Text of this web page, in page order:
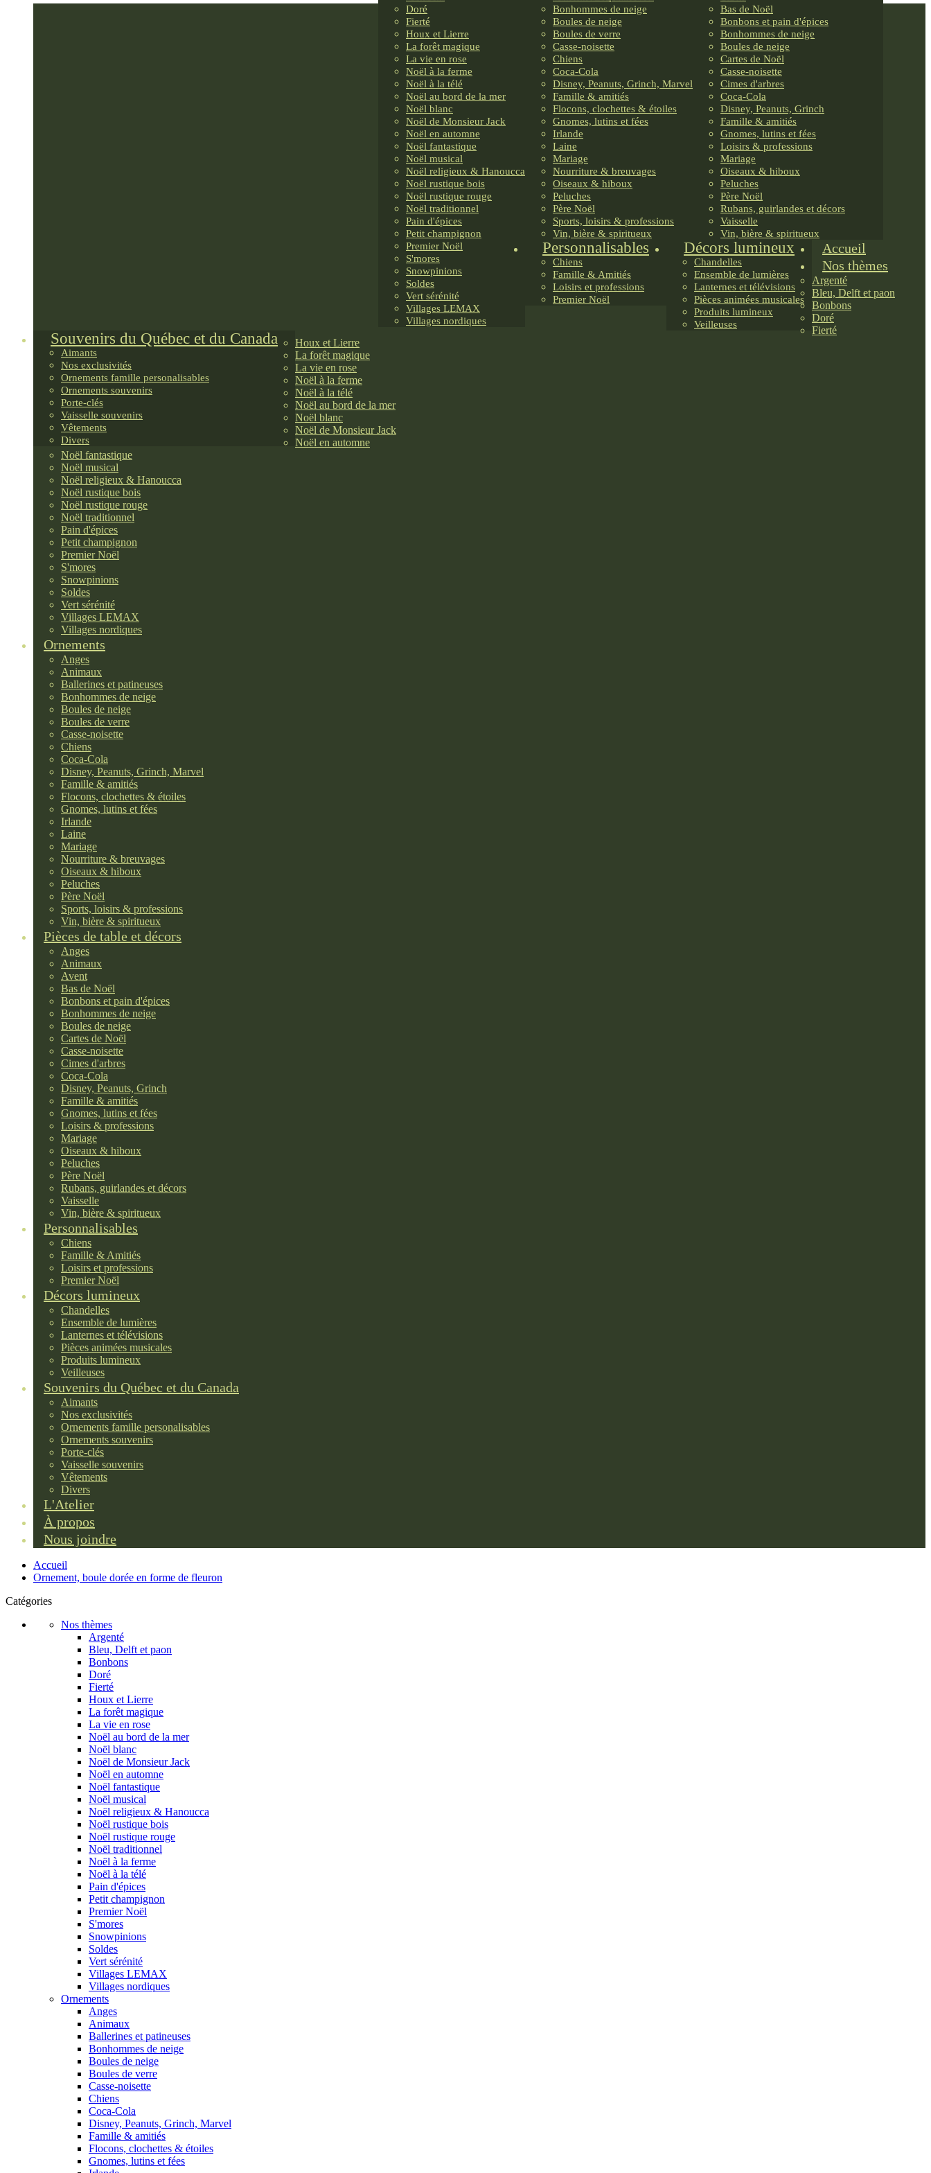
Doré
Fierté
Houx et Lierre
La forêt magique
La vie en rose
Noël à la ferme
Noël à la télé
Noël au bord de la mer
Noël blanc
Noël de Monsieur Jack
Noël en automne
Noël fantastique
Noël musical
Noël religieux & Hanoucca
Noël rustique bois
Noël rustique rouge
Noël traditionnel
Pain d'épices
Petit champignon
Premier Noël
S'mores
Snowpinions
Soldes
Vert sérénité
Villages LEMAX
Villages nordiques
Bonhommes de neige
Boules de neige
Boules de verre
Casse-noisette
Chiens
Coca-Cola
Disney, Peanuts, Grinch, Marvel
Famille & amitiés
Flocons, clochettes & étoiles
Gnomes, lutins et fées
Irlande
Laine
Mariage
Nourriture & breuvages
Oiseaux & hiboux
Peluches
Père Noël
Sports, loisirs & professions
Vin, bière & spiritueux
Bas de Noël
Bonbons et pain d'épices
Bonhommes de neige
Boules de neige
Cartes de Noël
Casse-noisette
Cimes d'arbres
Coca-Cola
Disney, Peanuts, Grinch
Famille & amitiés
Gnomes, lutins et fées
Loisirs & professions
Mariage
Oiseaux & hiboux
Peluches
Père Noël
Rubans, guirlandes et décors
Vaisselle
Vin, bière & spiritueux
Personnalisables
Chiens
Famille & Amitiés
Loisirs et professions
Premier Noël
Décors lumineux
Chandelles
Ensemble de lumières
Lanternes et télévisions
Pièces animées musicales
Produits lumineux
Veilleuses
Souvenirs du Québec et du Canada
Aimants
Nos exclusivités
Ornements famille personalisables
Ornements souvenirs
Porte-clés
Vaisselle souvenirs
Vêtements
Divers
Accueil
Nos thèmes
Argenté
Bleu, Delft et paon
Bonbons
Doré
Fierté
Houx et Lierre
La forêt magique
La vie en rose
Noël à la ferme
Noël à la télé
Noël au bord de la mer
Noël blanc
Noël de Monsieur Jack
Noël en automne
Noël fantastique
Noël musical
Noël religieux & Hanoucca
Noël rustique bois
Noël rustique rouge
Noël traditionnel
Pain d'épices
Petit champignon
Premier Noël
S'mores
Snowpinions
Soldes
Vert sérénité
Villages LEMAX
Villages nordiques
Ornements
Anges
Animaux
Ballerines et patineuses
Bonhommes de neige
Boules de neige
Boules de verre
Casse-noisette
Chiens
Coca-Cola
Disney, Peanuts, Grinch, Marvel
Famille & amitiés
Flocons, clochettes & étoiles
Gnomes, lutins et fées
Irlande
Laine
Mariage
Nourriture & breuvages
Oiseaux & hiboux
Peluches
Père Noël
Sports, loisirs & professions
Vin, bière & spiritueux
Pièces de table et décors
Anges
Animaux
Avent
Bas de Noël
Bonbons et pain d'épices
Bonhommes de neige
Boules de neige
Cartes de Noël
Casse-noisette
Cimes d'arbres
Coca-Cola
Disney, Peanuts, Grinch
Famille & amitiés
Gnomes, lutins et fées
Loisirs & professions
Mariage
Oiseaux & hiboux
Peluches
Père Noël
Rubans, guirlandes et décors
Vaisselle
Vin, bière & spiritueux
Personnalisables
Chiens
Famille & Amitiés
Loisirs et professions
Premier Noël
Décors lumineux
Chandelles
Ensemble de lumières
Lanternes et télévisions
Pièces animées musicales
Produits lumineux
Veilleuses
Souvenirs du Québec et du Canada
Aimants
Nos exclusivités
Ornements famille personalisables
Ornements souvenirs
Porte-clés
Vaisselle souvenirs
Vêtements
Divers
L'Atelier
À propos
Nous joindre
Accueil
Ornement, boule dorée en forme de fleuron
Catégories
Nos thèmes
Argenté
Bleu, Delft et paon
Bonbons
Doré
Fierté
Houx et Lierre
La forêt magique
La vie en rose
Noël au bord de la mer
Noël blanc
Noël de Monsieur Jack
Noël en automne
Noël fantastique
Noël musical
Noël religieux & Hanoucca
Noël rustique bois
Noël rustique rouge
Noël traditionnel
Noël à la ferme
Noël à la télé
Pain d'épices
Petit champignon
Premier Noël
S'mores
Snowpinions
Soldes
Vert sérénité
Villages LEMAX
Villages nordiques
Ornements
Anges
Animaux
Ballerines et patineuses
Bonhommes de neige
Boules de neige
Boules de verre
Casse-noisette
Chiens
Coca-Cola
Disney, Peanuts, Grinch, Marvel
Famille & amitiés
Flocons, clochettes & étoiles
Gnomes, lutins et fées